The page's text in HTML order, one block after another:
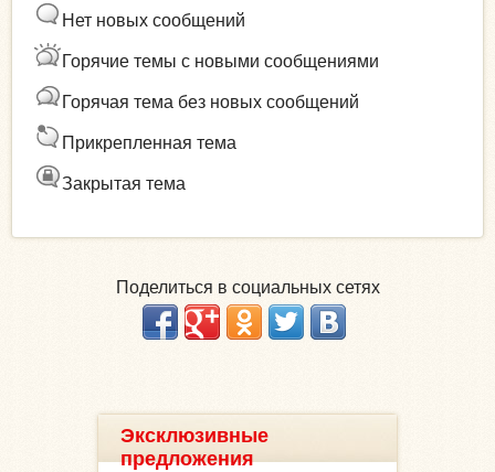
п
о
Нет новых сообщений
Горячие темы с новыми сообщениями
Горячая тема без новых сообщений
Прикрепленная тема
Закрытая тема
Поделиться в социальных сетях
Эксклюзивные
предложения